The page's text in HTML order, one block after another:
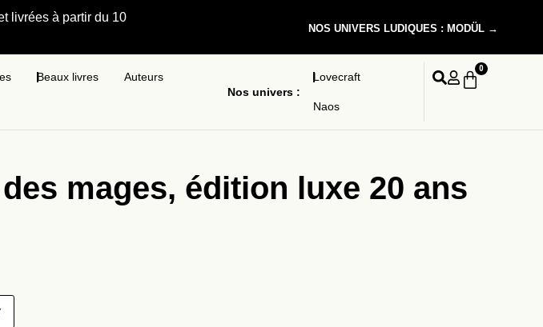
livrées à partir du 10
NOS UNIVERS LUDIQUES : MODÜL →
Beaux livres
Auteurs
Nos univers :
Lovecraft
Naos
0
mages, édition luxe 20 ans